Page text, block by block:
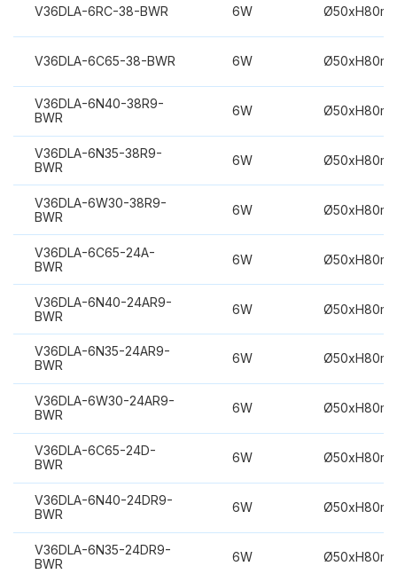
V36DLA-6RC-38-BWR 6W
V36DLA-6C65-38-BWR 6W
V36DLA-6N40-38R9-
BWR
6W
V36DLA-6N35-38R9-
BWR
6W
V36DLA-6W30-38R9-
BWR
6W
V36DLA-6C65-24A-
BWR
6W
V36DLA-6N40-24AR9-
BWR
6W
V36DLA-6N35-24AR9-
BWR
6W
V36DLA-6W30-24AR9-
BWR
6W
V36DLA-6C65-24D-
BWR
6W
V36DLA-6N40-24DR9-
BWR
6W
V36DLA-6N35-24DR9-
BWR
6W